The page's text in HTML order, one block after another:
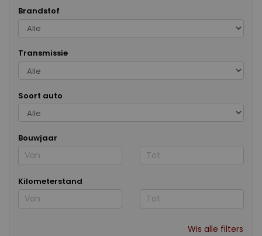
Brandstof
Transmissie
Soort auto
Bouwjaar
Kilometerstand
Wis alle filters